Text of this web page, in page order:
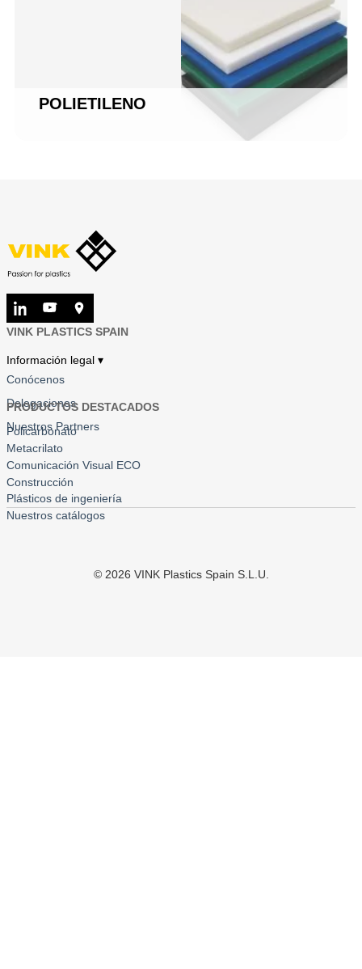
POLIETILENO
VINK PLASTICS SPAIN
Información legal ▾
Conócenos
Delegaciones
Nuestros Partners
PRODUCTOS DESTACADOS
Policarbonato
Metacrilato
Comunicación Visual ECO
Construcción
Plásticos de ingeniería
Nuestros catálogos
© 2026 VINK Plastics Spain S.L.U.